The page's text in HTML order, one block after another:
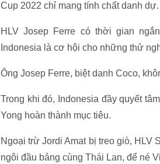
Cup 2022 chỉ mang tính chất danh dự.
HLV Josep Ferre có thời gian
Indonesia là cơ hội cho những thử
Ông Josep Ferre, biệt danh Coco,
Trong khi đó, Indonesia đầy quyết
Yong hoàn thành mục tiêu.
Ngoại trừ Jordi Amat bị treo giò, HLV
ngôi đầu bảng cùng Thái Lan, để né